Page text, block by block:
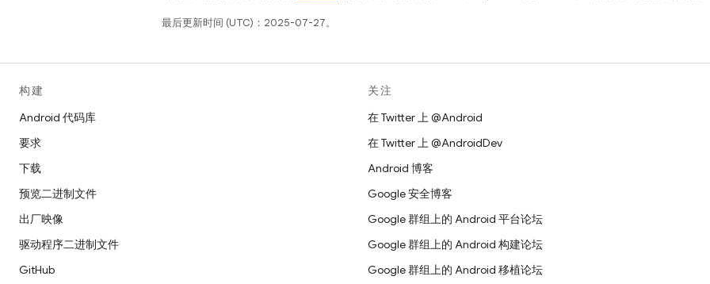
最后更新时间 (UTC)：2025-07-27。
构建
Android 代码库
要求
下载
预览二进制文件
出厂映像
驱动程序二进制文件
GitHub
关注
在 Twitter 上 @Android
在 Twitter 上 @AndroidDev
Android 博客
Google 安全博客
Google 群组上的 Android 平台论坛
Google 群组上的 Android 构建论坛
Google 群组上的 Android 移植论坛